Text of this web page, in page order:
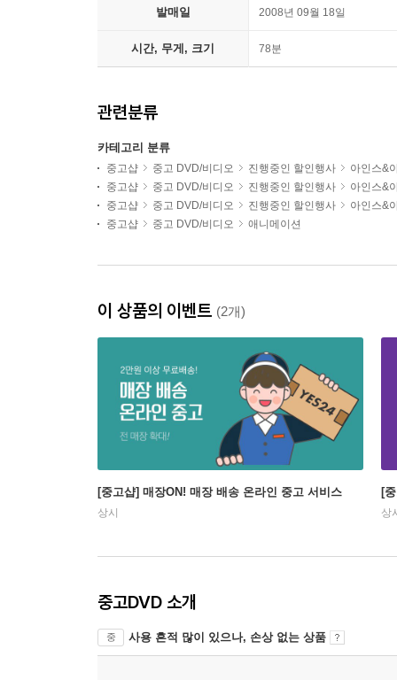
발매일 2008년 09월 18일
시간, 무게, 크기 78분
관련분류
카테고리 분류
중고샵 중고 DVD/비디오 진행중인 할인행사
아인스&
중고샵
중고 DVD/비디오 진행중인 할인행사
아인스&
중고샵
중고 DVD/비디오 진행중인 할인행사
아인스&
중고샵
중고 DVD/비디오 애니메이션
이 상품의 이벤트 (2개)
[중고샵] 매장ON! 매장 배송 온라인 중고 서비스
상시
[
상
중고DVD 소개
중 사용 흔적 많이 있으나, 손상 없는 상품